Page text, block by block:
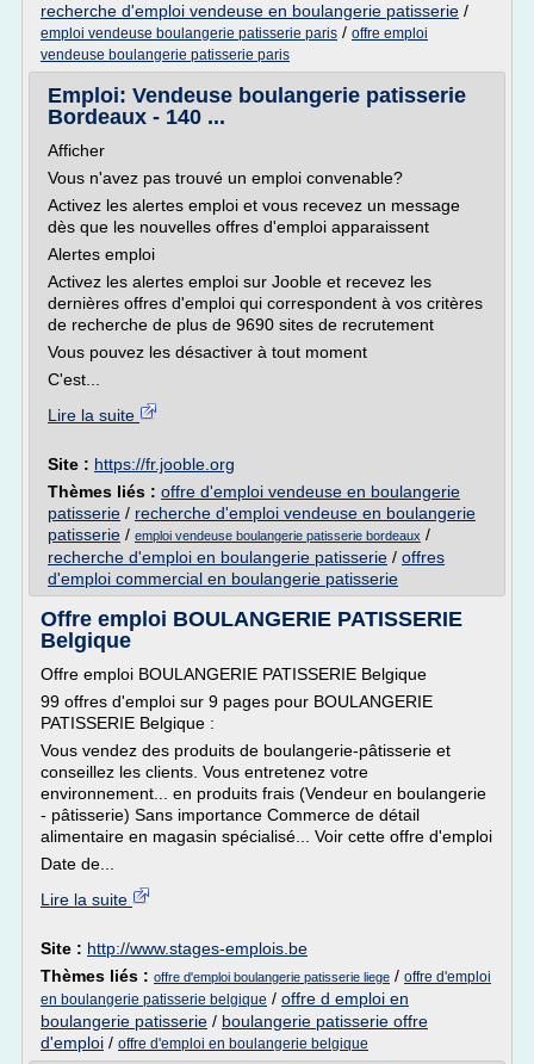
recherche d'emploi vendeuse en boulangerie patisserie /
emploi vendeuse boulangerie patisserie paris / offre emploi
vendeuse boulangerie patisserie paris
Emploi: Vendeuse boulangerie patisserie
Bordeaux - 140 ...
Afficher
Vous n'avez pas trouvé un emploi convenable?
Activez les alertes emploi et vous recevez un message
dès que les nouvelles offres d'emploi apparaissent
Alertes emploi
Activez les alertes emploi sur Jooble et recevez les
dernières offres d'emploi qui correspondent à vos critères
de recherche de plus de 9690 sites de recrutement
Vous pouvez les désactiver à tout moment
C'est...
Lire la suite
Site : https://fr.jooble.org
Thèmes liés : offre d'emploi vendeuse en boulangerie
patisserie / recherche d'emploi vendeuse en boulangerie
patisserie / emploi vendeuse boulangerie patisserie bordeaux /
recherche d'emploi en boulangerie patisserie / offres
d'emploi commercial en boulangerie patisserie
Offre emploi BOULANGERIE PATISSERIE
Belgique
Offre emploi BOULANGERIE PATISSERIE Belgique
99 offres d'emploi sur 9 pages pour BOULANGERIE
PATISSERIE Belgique :
Vous vendez des produits de boulangerie-pâtisserie et
conseillez les clients. Vous entretenez votre
environnement... en produits frais (Vendeur en boulangerie
- pâtisserie) Sans importance Commerce de détail
alimentaire en magasin spécialisé... Voir cette offre d'emploi
Date de...
Lire la suite
Site : http://www.stages-emplois.be
Thèmes liés : offre d'emploi boulangerie patisserie liege / offre d'emploi
en boulangerie patisserie belgique / offre d emploi en
boulangerie patisserie / boulangerie patisserie offre
d'emploi / offre d'emploi en boulangerie belgique